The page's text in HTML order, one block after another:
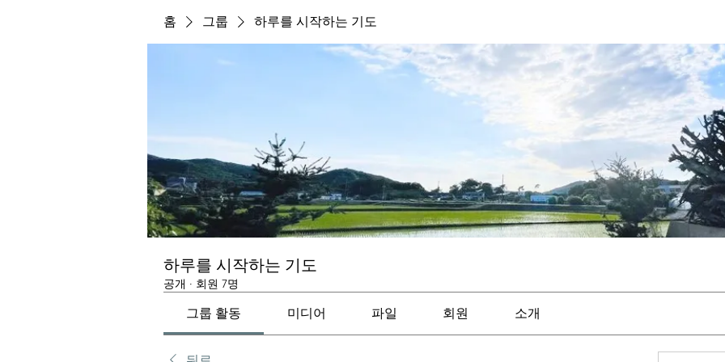
홈 그룹 하루를 시작하는 기도
하루를 시작하는 기도
공개 · 회원 7명
그룹 활동 미디어 파일 회원 소개